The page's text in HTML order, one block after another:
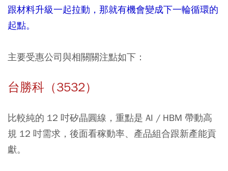
跟材料升級一起拉動，那就有機會變成下一輪循環的
起點。
主要受惠公司與相關關注點如下：
台勝科（3532）
比較純的 12 吋矽晶圓線，重點是 AI / HBM 帶動高
規 12 吋需求，後面看稼動率、產品組合跟新產能貢
獻。